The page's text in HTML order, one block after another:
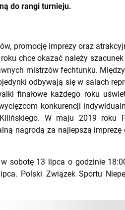
do rangi turnieju.
promocję imprezy oraz
chce okazać należy
mistrzów fechtunku.
odbywają się w salach
finałowe każdego roku
konkurencji
W maju 2019 roku
nagrodą za najlepszą imprezę
sobotę 13 lipca o godzinie
Polski Związek Sportu